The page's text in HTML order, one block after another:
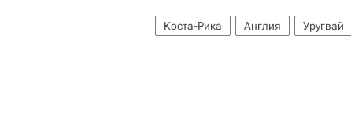
Коста-Рика Англия Уругвай